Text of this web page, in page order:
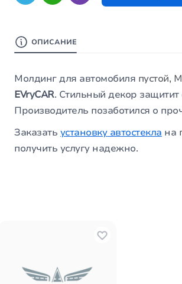
ОПИСАНИЕ
Молдинг для автомобиля пустой,
EVryCAR. Стильный декор
Производитель позаботился о
Заказать установкуавтостекла на
получить услугу надежно.